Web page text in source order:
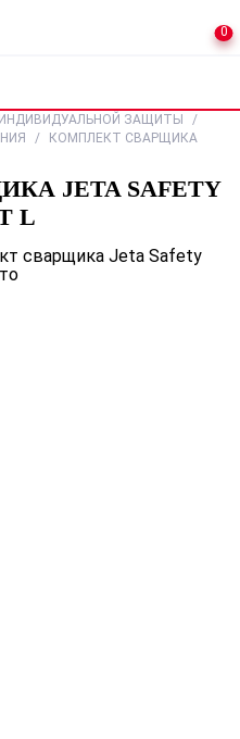
0
ЗАЩИТЫ
/
/
КОМПЛЕКТ СВАРЩИКА
JETA SAFETY
L